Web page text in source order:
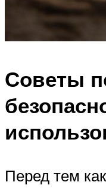
Советы
Перед тем